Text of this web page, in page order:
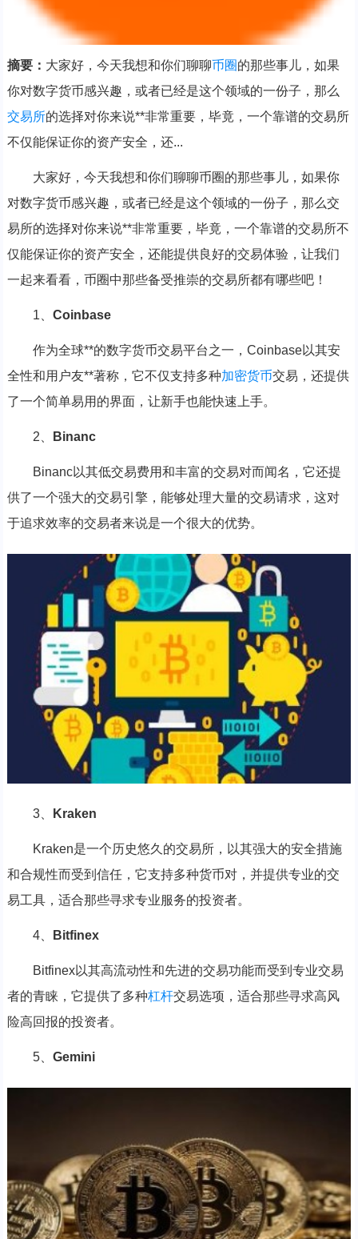
摘要： 大家好，今天我想和你们聊聊币圈的那些事儿，如果
你对数字货币感兴趣，或者已经是这个领域的一份子，那么
交易所的选择对你来说**非常重要，毕竟，一个靠谱的交易所
不仅能保证你的资产安全，还...
大家好，今天我想和你们聊聊币圈的那些事儿，如果你
对数字货币感兴趣，或者已经是这个领域的一份子，那么交
易所的选择对你来说**非常重要，毕竟，一个靠谱的交易所不
仅能保证你的资产安全，还能提供良好的交易体验，让我们
一起来看看，币圈中那些备受推崇的交易所都有哪些吧！
1、 Coinbase
作为全球**的数字货币交易平台之一，Coinbase以其安
全性和用户友**著称，它不仅支持多种加密货币交易，还提供
了一个简单易用的界面，让新手也能快速上手。
2、 Binanc
Binanc以其低交易费用和丰富的交易对而闻名，它还提
供了一个强大的交易引擎，能够处理大量的交易请求，这对
于追求效率的交易者来说是一个很大的优势。
3、 Kraken
Kraken是一个历史悠久的交易所，以其强大的安全措施
和合规性而受到信任，它支持多种货币对，并提供专业的交
易工具，适合那些寻求专业服务的投资者。
4、 Bitfinex
Bitfinex以其高流动性和先进的交易功能而受到专业交易
者的青睐，它提供了多种杠杆交易选项，适合那些寻求高风
险高回报的投资者。
5、 Gemini